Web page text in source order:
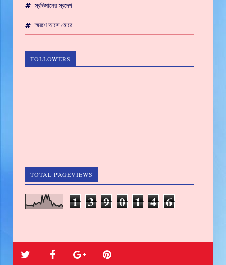
স্বভিমানের স্বদেশ
স্মরণে আসে মোরে
FOLLOWERS
TOTAL PAGEVIEWS
1 3 9 0 1 4 6